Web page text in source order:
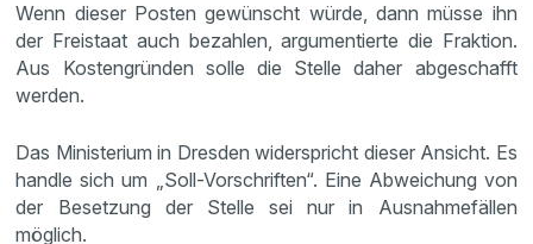
Wenn dieser Posten gewünscht würde, dann müsse ihn
der Freistaat auch bezahlen, argumentierte die Fraktion.
Aus Kostengründen solle die Stelle daher abgeschafft
werden.
Das Ministerium in Dresden widerspricht dieser Ansicht. Es
handle sich um „Soll-Vorschriften“. Eine Abweichung von
der Besetzung der Stelle sei nur in Ausnahmefällen
möglich.